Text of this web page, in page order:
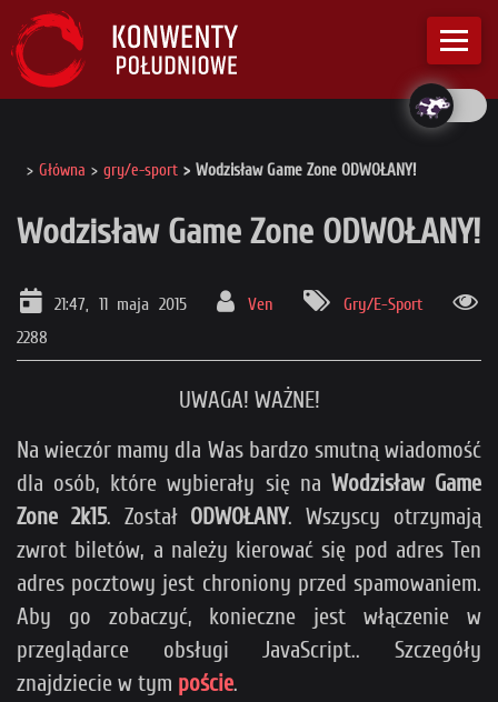
Główna gry/e-sport Wodzisław Game Zone ODWOŁANY!
Wodzisław Game Zone ODWOŁANY!
21:47, 11 maja 2015 Ven
Gry/E-Sport
2288
UWAGA! WAŻNE!
Na wieczór mamy dla Was bardzo smutną wiadomość
dla osób, które wybierały się na Wodzisław Game
Zone 2k15. Został ODWOŁANY. Wszyscy otrzymają
zwrot biletów, a należy kierować się pod adres Ten
adres pocztowy jest chroniony przed spamowaniem.
Aby go zobaczyć, konieczne jest włączenie w
przeglądarce obsługi JavaScript.. Szczegóły
znajdziecie w tym poście.